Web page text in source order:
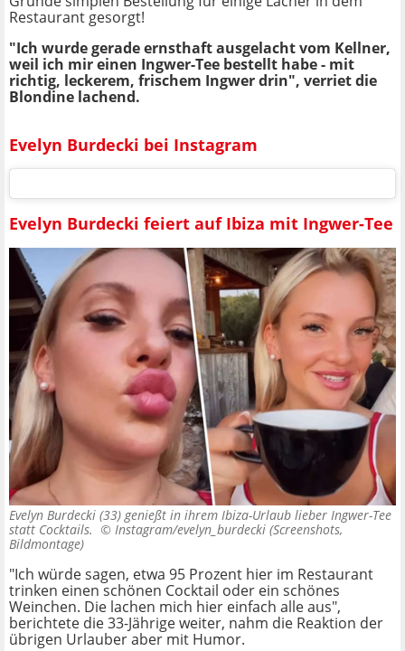
Restaurant gesorgt!
"Ich wurde gerade ernsthaft ausgelacht vom Kellner,
weil ich mir einen Ingwer-Tee bestellt habe - mit
richtig, leckerem, frischem Ingwer drin", verriet die
Blondine lachend.
Evelyn Burdecki bei Instagram
Evelyn Burdecki feiert auf Ibiza mit Ingwer-Tee
Evelyn Burdecki (33) genießt in ihrem Ibiza-Urlaub lieber Ingwer-Tee
statt Cocktails. © Instagram/evelyn_burdecki (Screenshots,
Bildmontage)
"Ich würde sagen, etwa 95 Prozent hier im Restaurant
trinken einen schönen Cocktail oder ein schönes
Weinchen. Die lachen mich hier einfach alle aus",
berichtete die 33-Jährige weiter, nahm die Reaktion der
übrigen Urlauber aber mit Humor.